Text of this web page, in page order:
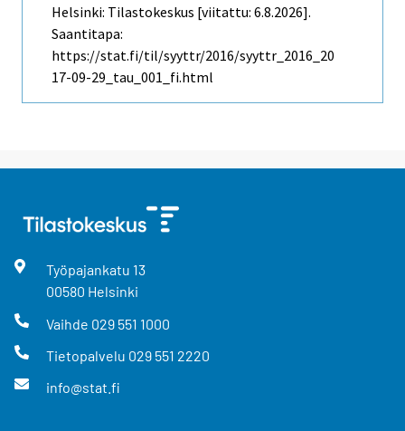
Helsinki: Tilastokeskus [viitattu: 6.8.2026].
Saantitapa:
https://stat.fi/til/syyttr/2016/syyttr_2016_20
17-09-29_tau_001_fi.html
Työpajankatu 13
00580 Helsinki
Vaihde 029 551 1000
Tietopalvelu 029 551 2220
info@stat.fi